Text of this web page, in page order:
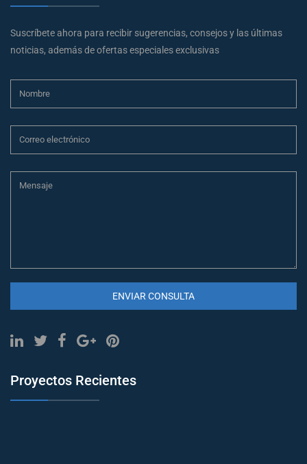
Suscríbete ahora para recibir sugerencias, consejos y las últimas
noticias, además de ofertas especiales exclusivas
ENVIAR CONSULTA
Proyectos Recientes